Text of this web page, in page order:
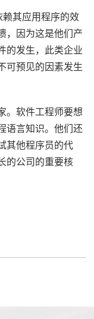
其应用程序的效
，因为这是他们产
的发生，此类企业
可预见的因素发生
。软件工程师要想
语言知识。他们还
其他程序员的代
的公司的重要核